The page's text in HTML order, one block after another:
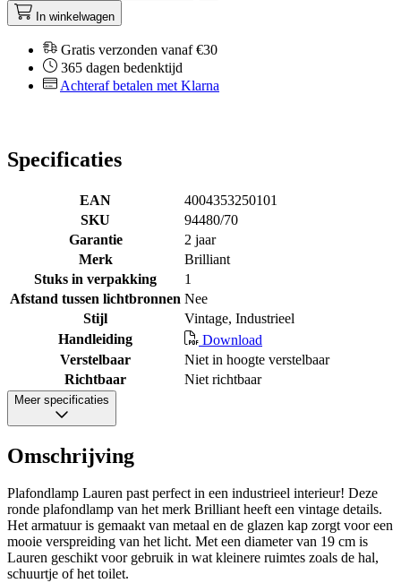
In winkelwagen
Gratis verzonden vanaf €30
365 dagen bedenktijd
Achteraf betalen met Klarna
Specificaties
EAN
4004353250101
SKU
94480/70
Garantie
2 jaar
Merk
Brilliant
Stuks in verpakking
1
Afstand tussen lichtbronnen Nee
Stijl
Vintage, Industrieel
Handleiding
Download
Verstelbaar
Niet in hoogte verstelbaar
Richtbaar
Niet richtbaar
Meer specificaties
Omschrijving
Plafondlamp Lauren past perfect in een industrieel interieur! Deze
ronde plafondlamp van het merk Brilliant heeft een vintage details.
Het armatuur is gemaakt van metaal en de glazen kap zorgt voor een
mooie verspreiding van het licht. Met een diameter van 19 cm is
Lauren geschikt voor gebruik in wat kleinere ruimtes zoals de hal,
schuurtje of het toilet.